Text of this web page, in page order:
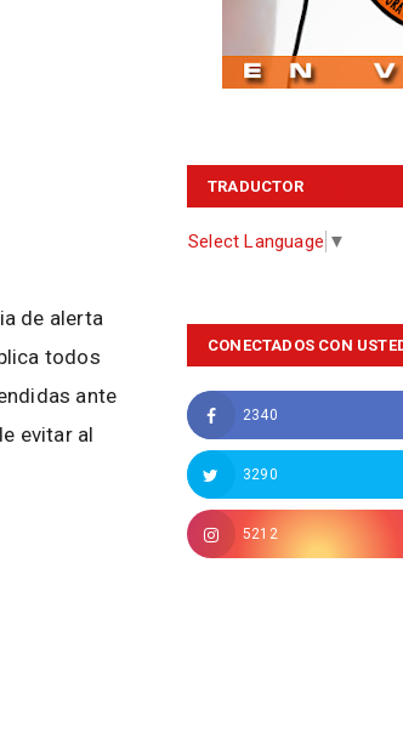
de alerta
todos
ante
evitar al
TRADUCTOR
Select Language ▼
CONECTADOS CON
2340
3290
5212